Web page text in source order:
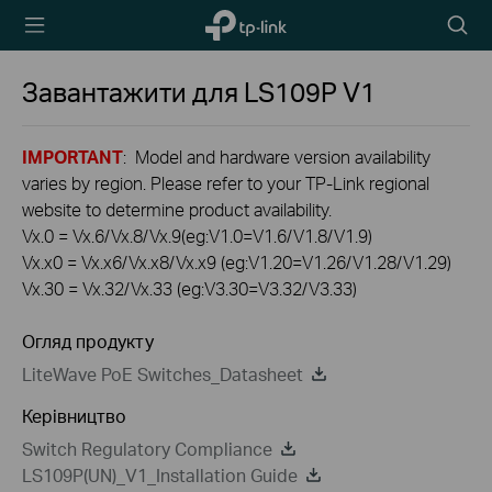
TP-Link,
Reliably
Пошук
Завантажити для LS109PV1
IMPORTANT: Model and hardware version availability
varies by region. Please refer to your TP-Link regional
website to determine product availability.
Vx.0 = Vx.6/Vx.8/Vx.9(eg:V1.0=V1.6/V1.8/V1.9)
Vx.x0 = Vx.x6/Vx.x8/Vx.x9 (eg:V1.20=V1.26/V1.28/V1.29)
Vx.30 = Vx.32/Vx.33 (eg:V3.30=V3.32/V3.33)
Огляд продукту
LiteWave PoE Switches_Datasheet
Керівництво
Switch Regulatory Compliance
LS109P(UN)_V1_Installation Guide